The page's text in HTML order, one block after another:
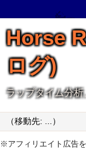
Horse
ログ)
ラップタイム分
※アフィリエイト広告を